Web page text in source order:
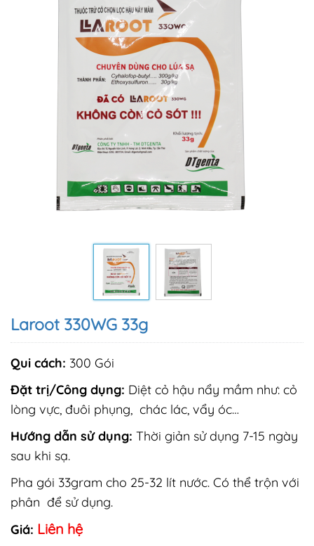
Laroot 330WG 33g
Qui cách: 300 Gói
Đặt trị/Công dụng: Diệt cỏ hậu nẩy mầm như: cỏ
lòng vực, đuôi phụng, chác lác, vẩy óc…
Hướng dẫn sử dụng: Thời giản sử dụng 7-15 ngày
sau khi sạ.
Pha gói 33gram cho 25-32 lít nước. Có thể trộn với
phân để sử dụng.
Giá: Liên hệ